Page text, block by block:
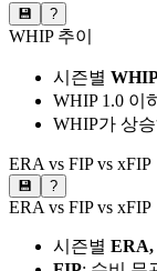
💾 ?
WHIP 추이
시즌별
WHIP 1.0 이
WHIP가 상
ERA vs FIP vs xFIP
💾 ?
ERA vs FIP vs xFIP
시즌별 ERA,